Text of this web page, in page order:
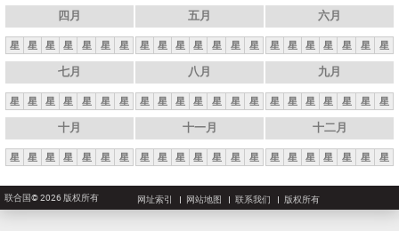
四月
星 星 星 星 星 星 星
五月
星 星 星 星 星 星 星
六月
星 星 星 星 星 星 星
七月
星 星 星 星 星 星 星
八月
星 星 星 星 星 星 星
九月
星 星 星 星 星 星 星
十月
星 星 星 星 星 星 星
十一月
星 星 星 星 星 星 星
十二月
星 星 星 星 星 星 星
联合国© 2026 版权所有 网址索引 网站地图 联系我们 版权所有